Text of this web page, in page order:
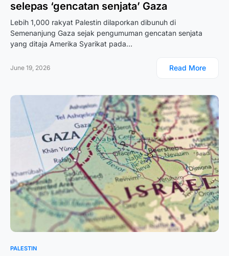
selepas ‘gencatan senjata’ Gaza
Lebih 1,000 rakyat Palestin dilaporkan dibunuh di
Semenanjung Gaza sejak pengumuman gencatan senjata
yang ditaja Amerika Syarikat pada…
June 19, 2026 Read More
PALESTIN